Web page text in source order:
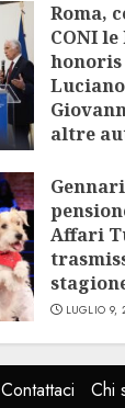
Roma,
CONI
honoris
altre
LUGLIO 9,
Affari
LUGLIO 9,
Contattaci Chi